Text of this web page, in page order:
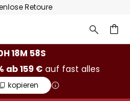
Retoure
18M 57S
ab 159 €auf fast alles
kopieren